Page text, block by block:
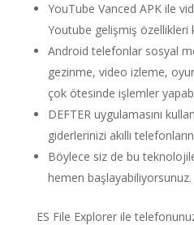
YouTube Vanced APK ile
Youtube gelişmiş özellikleri
Android telefonlar sosyal
gezinme, video izleme,
çok ötesinde işlemler
DEFTER uygulamasını
giderlerinizi akıllı
Böylece siz de bu
hemen başlayabiliyorsunuz.
ES File Explorer ile